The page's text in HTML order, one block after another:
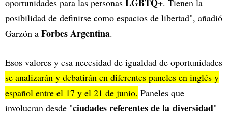
oportunidades para las personas
. Tienen la
posibilidad de definirse como espacios de libertad", añadió
Garzón a Forbes Argentina.
Esos valores y esa necesidad de igualdad de oportunidades
se analizarán y debatirán en diferentes paneles en inglés y
español entre el 17 y el 21 de junio. Paneles que
involucran desde "ciudades referentes de la diversidad"